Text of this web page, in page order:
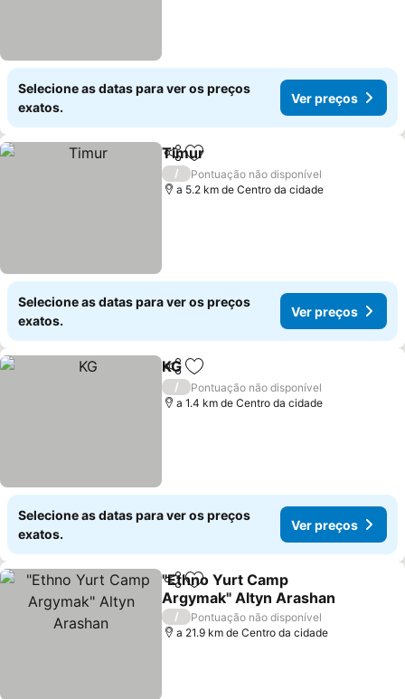
Selecione as datas para ver os preços
exatos.
Ver preços
PartilharAdicionar aos favoritos
Timur
/
Pontuação não disponível
a 5.2 km de Centro da cidade
Selecione as datas para ver os preços
exatos.
Ver preços
PartilharAdicionar aos favoritos
KG
/
Pontuação não disponível
a 1.4 km de Centro da cidade
Selecione as datas para ver os preços
exatos.
Ver preços
PartilharAdicionar aos favoritos
"Ethno Yurt Camp
Argymak" Altyn Arashan
/
Pontuação não disponível
a 21.9 km de Centro da cidade